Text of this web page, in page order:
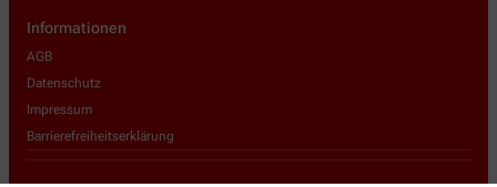
Informationen
AGB
Datenschutz
Impressum
Barrierefreiheitserklärung